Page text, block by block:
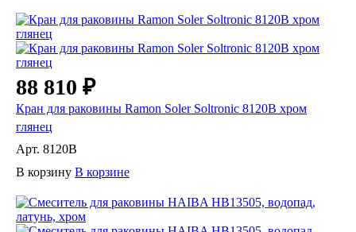
88 810 ₽
Кран для раковины Ramon Soler Soltronic 8120B хром
глянец
Арт. 8120B
В корзину В корзине